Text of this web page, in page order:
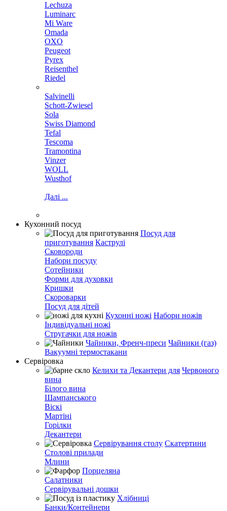
Lechuza
Luminarc
Mi Ware
Omada
OXO
Peugeot
Pyrex
Reisenthel
Riedel
Salvinelli
Schott-Zwiesel
Sola
Swiss Diamond
Tefal
Tescoma
Tramontina
Vinzer
WOLL
Wusthof
Далі ...
Кухонний посуд
Посуд для
приготування Каструлі
Сковороди
Набори посуду
Сотейники
Форми для духовки
Кришки
Скороварки
Посуд для дітей
Кухонні ножі Набори ножів
Індивідуальні ножі
Стругачки для ножів
Чайники, Френч-преси Чайники (газ)
Вакуумні термостакани
Сервіровка
Келихи та Декантери для Червоного
вина
Білого вина
Шампанського
Віскі
Мартіні
Горілки
Декантери
Сервірування столу Скатертини
Столові прилади
Млини
Порцеляна
Салатники
Сервірувальні дошки
Хлібниці
Банки/Контейнери